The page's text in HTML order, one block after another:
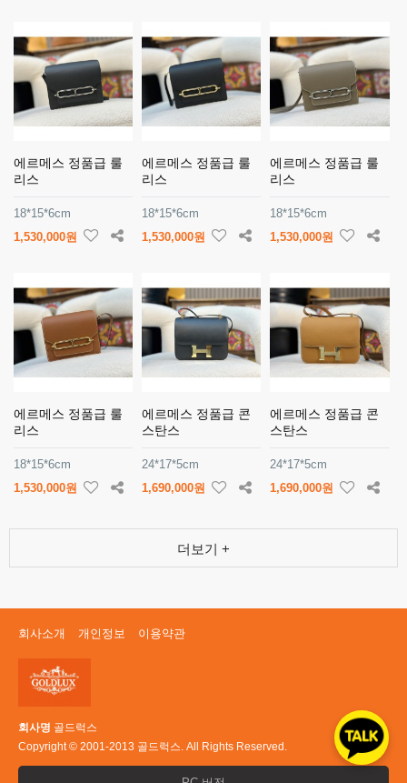
에르메스 정품급 룰
리스
18*15*6cm
1,530,000원
에르메스 정품급 룰
리스
18*15*6cm
1,530,000원
에르메스 정품급 룰
리스
18*15*6cm
1,530,000원
에르메스 정품급 룰
리스
18*15*6cm
1,530,000원
에르메스 정품급 콘
스탄스
24*17*5cm
1,690,000원
에르메스 정품급 콘
스탄스
24*17*5cm
1,690,000원
더보기 +
회사소개 개인정보 이용약관
회사명 골드럭스
Copyright © 2001-2013 골드럭스. All Rights Reserved.